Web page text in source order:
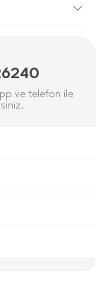
ve telefon ile